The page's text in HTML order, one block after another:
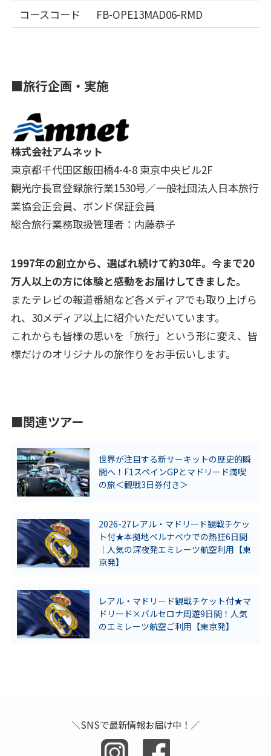
■行き、もしくは帰りに乗継都市「ドバイ」での
途中降機も可能です。詳しくはお問合せ下さい。
コースコード FB-OPE13MAD06-RMD
■旅行企画・実施
株式会社アムネット
東京都千代田区飯田橋4-4-8 東京中央ビル2F
観光庁長官登録旅行業1530号／一般社団法人日本旅行
業協会正会員、ボンド保証会員
総合旅行業務取扱管理者：内藤恭子
1997年の創立から、選ばれ続けて約30年。今まで20
万人以上の方に体験と感動をお届けしてきました。
またテレビの報道番組など各メディアでも取り上げら
れ、30メディア以上に紹介いただいています。
これからも皆様の思いを「旅行」という形に変え、皆
様だけのオリジナルの旅作りをお手伝いします。
■関連ツアー
世界が注目する新サーキットの歴史的瞬
間へ！F1スペインGPとマドリード満喫
の旅＜観戦3日券付き＞
2026-27レアル・マドリード観戦チケッ
ト付★本拠地ベルナベウでの熱狂6日間
｜人気の深夜発エミレーツ航空利用【東
京発】
レアル・マドリード観戦チケット付★マ
ドリード×バルセロナ周遊9日間！人気
のエミレーツ航空ご利用【東京発】
＼SNSで最新情報お届け中！／